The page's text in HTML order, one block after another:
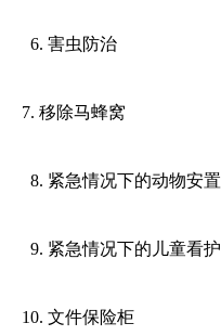
6. 害虫防治
7. 移除马蜂窝
8. 紧急情况下的动物安置
9. 紧急情况下的儿童看护
10. 文件保险柜